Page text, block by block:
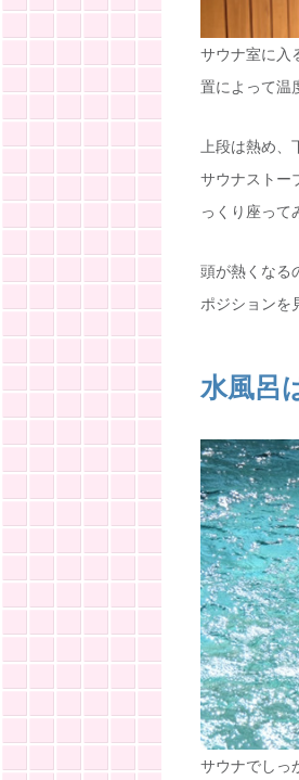
サウナ室に入
置によって温
上段は熱め
サウナストー
っくり座って
頭が熱くなる
ポジションを
水風呂
サウナでしっ